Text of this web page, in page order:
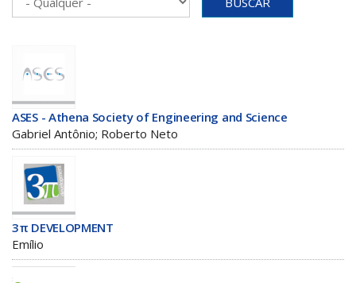
ASES - Athena Society of Engineering and Science
Gabriel Antônio; Roberto Neto
3π DEVELOPMENT
Emílio